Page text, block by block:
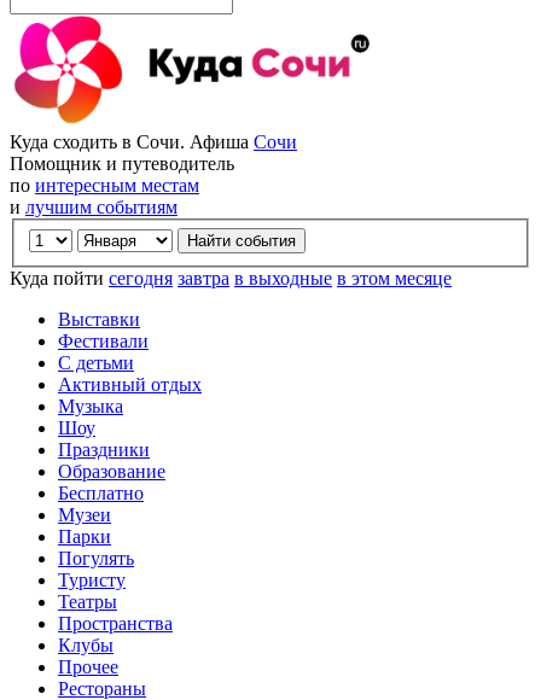
Куда сходить в Сочи. Афиша Сочи
Помощник и путеводитель
по интересным местам
и лучшим событиям
Куда пойти сегодня завтра в выходные в этом месяце
Выставки
Фестивали
С детьми
Активный отдых
Музыка
Шоу
Праздники
Образование
Бесплатно
Музеи
Парки
Погулять
Туристу
Театры
Пространства
Клубы
Прочее
Рестораны